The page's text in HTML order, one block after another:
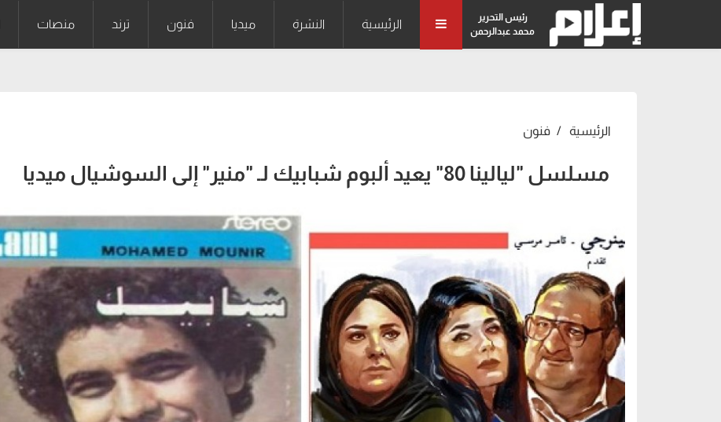
رئيس التحرير
محمد عبدالرحمن
الرئيسية النشرة ميديا فنون ترند منصات
الرئيسية فنون
مسلسل "ليالينا 80" يعيد ألبوم شبابيك لـ "منير" إلى السوشيال ميديا